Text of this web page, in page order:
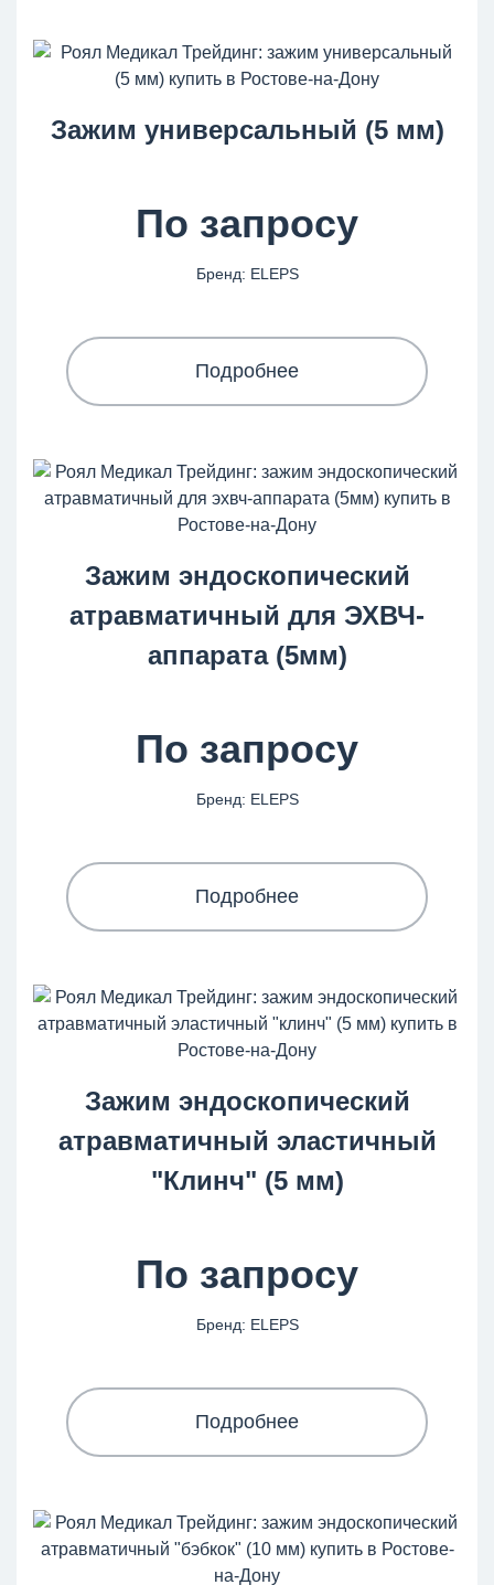
Зажим универсальный (5 мм)
По запросу
Бренд: ELEPS
Подробнее
Зажим эндоскопический
атравматичный для ЭХВЧ-
аппарата (5мм)
По запросу
Бренд: ELEPS
Подробнее
Зажим эндоскопический
атравматичный эластичный
"Клинч" (5 мм)
По запросу
Бренд: ELEPS
Подробнее